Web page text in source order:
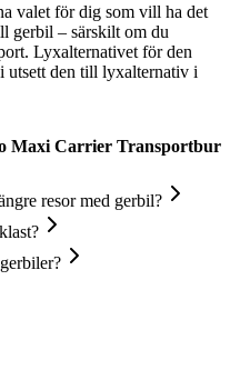
valet för dig som vill ha det
gerbil – särskilt om du
Lyxalternativet för den
utsett den till lyxalternativ i
Maxi Carrier Transportbur
resor med gerbil?